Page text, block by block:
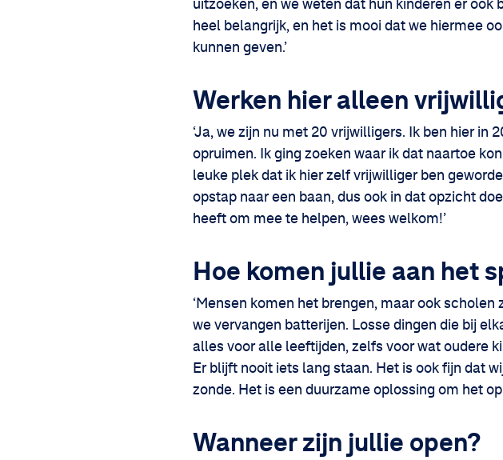
uitzoeken, en we weten dat hun kinderen er ook
heel belangrijk, en het is mooi dat we hiermee
kunnen geven.’
Werken hier alleen
‘Ja, we zijn nu met 20 vrijwilligers. Ik ben hier in
opruimen. Ik ging zoeken waar ik dat naartoe
leuke plek dat ik hier zelf vrijwilliger ben
opstap naar een baan, dus ook in dat opzicht
heeft om mee te helpen, wees welkom!’
Hoe komen jullie aan het
‘Mensen komen het brengen, maar ook
we vervangen batterijen. Losse dingen die bij
alles voor alle leeftijden, zelfs voor wat oudere
Er blijft nooit iets lang staan. Het is ook fijn dat
zonde. Het is een duurzame oplossing om het
Wanneer zijn jullie open?